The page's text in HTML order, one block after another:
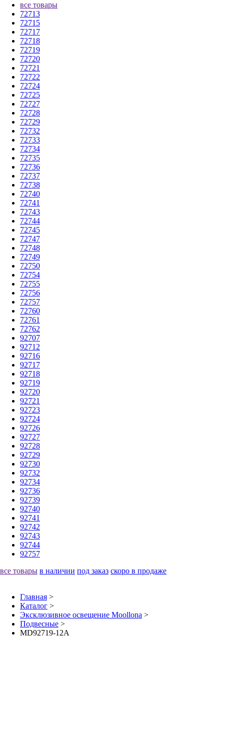
все товары
72713
72715
72717
72718
72719
72720
72721
72722
72724
72725
72727
72728
72729
72732
72733
72734
72735
72736
72737
72738
72740
72741
72743
72744
72745
72747
72748
72749
72750
72754
72755
72756
72757
72760
72761
72762
92707
92712
92716
92717
92718
92719
92720
92721
92723
92724
92726
92727
92728
92729
92730
92732
92734
92736
92739
92740
92741
92742
92743
92744
92757
все товары в наличии под заказ скоро в продаже
Главная >
Каталог >
Эксклюзивное освещение Moollona >
Подвесные >
MD92719-12A